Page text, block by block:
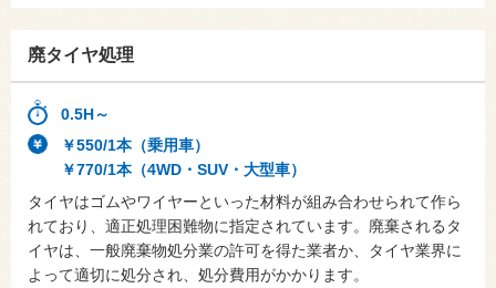
廃タイヤ処理
0.5H～
￥550/1本（乗用車）
￥770/1本（4WD・SUV・大型車）
タイヤはゴムやワイヤーといった材料が組み合わせられて作ら
れており、適正処理困難物に指定されています。廃棄されるタ
イヤは、一般廃棄物処分業の許可を得た業者か、タイヤ業界に
よって適切に処分され、処分費用がかかります。